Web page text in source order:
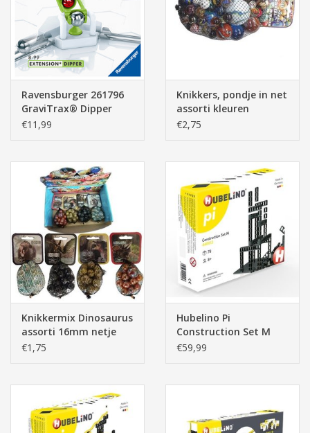
Ravensburger 261796
GraviTrax® Dipper
€11,99
Knikkers, pondje in net
assorti kleuren
€2,75
Knikkermix Dinosaurus
assorti 16mm netje
20stuks
€1,75
Hubelino Pi
Construction Set M
-440013
€59,99